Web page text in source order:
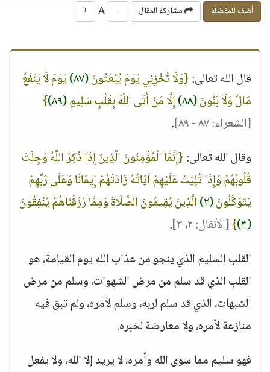
أضف للمفضلة مشاركة المقال -
+
قال الله تعالى:{وَلَا تُخْزِنِي يَوْمَ يُبْعَثُونَ(٨٧)
يَوْمَ لَا يَنْفَعُ
مَالٌ وَلَا بَنُونَ(٨٨) إِلَّا مَنْ أَتَى اللَّهَ بِقَلْبٍ سَلِيمٍ(٨٩)
}
[الشعراء: ٨٧ - ٨٩]
.
وقال الله تعالى:{إِنَّمَا الْمُؤْمِنُونَ الَّذِينَ إِذَا ذُكِرَ اللَّهُ وَجِلَتْ
قُلُوبُهُمْ وَإِذَا تُلِيَتْ عَلَيْهِمْ آيَاتُهُ زَادَتْهُمْ إِيمَانًا وَعَلَى رَبِّهِمْ
يَتَوَكَّلُونَ(٢)
الَّذِينَ يُقِيمُونَ الصَّلَاةَ وَمِمَّا رَزَقْنَاهُمْ يُنْفِقُونَ
(٣) }[الأنفال: ٢، ٣]
.
القلب السليم الذي ينجو من عذاب الله يوم القيامة، هو
القلب الذي قد سلم من مرض الشهوات، وسلم من مرض
الشبهات، الذي قد سلم لربه، وسلم لأمره، ولم تبق فيه
منازعة لأمره، ولا معارضة لخبره.
فهو سليم مما سوى الله وأمره، لا يريد إلا الله، ولا يفعل